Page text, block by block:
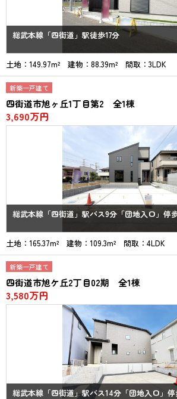
総武本線「四街道」駅徒歩17分
土地：149.97m² 建物：88.39m² 間取：3LDK
新築一戸建て
四街道市旭ヶ丘1丁目第2 全1棟
3,690万円
総武本線「四街道」駅バス9分「団地入口」停
土地：165.37m² 建物：109.3m² 間取：4LDK
新築一戸建て
四街道市旭ケ丘2丁目02期 全1棟
3,580万円
総武本線「四街道」駅バス14分「団地入口」停